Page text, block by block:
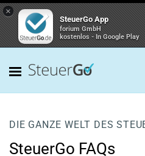
×
SteuerGo App
forium GmbH
kostenlos - In Google Play
DIE GANZE WELT DES
SteuerGo FAQs